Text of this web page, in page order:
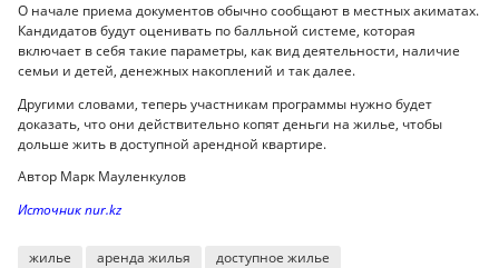
О начале приема документов обычно сообщают в местных акиматах.
Кандидатов будут оценивать по балльной системе, которая
включает в себя такие параметры, как вид деятельности, наличие
семьи и детей, денежных накоплений и так далее.
Другими словами, теперь участникам программы нужно будет
доказать, что они действительно копят деньги на жилье, чтобы
дольше жить в доступной арендной квартире.
Автор Марк Мауленкулов
Источник nur.kz
жилье аренда жилья
доступное жилье